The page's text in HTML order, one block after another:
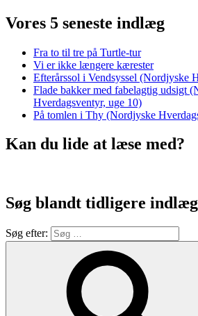
Vores 5 seneste indlæg
Fra to til tre på Turtle-tur
Vi er ikke længere kærester
Efterårssol i Vendsyssel (Nordjyske
Flade bakker med fabelagtig udsigt
Hverdagsventyr, uge 10)
På tomlen i Thy (Nordjyske
Kan du lide at læse med?
Søg blandt tidligere indlæg
Søg efter: